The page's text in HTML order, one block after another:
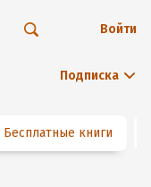
Подписка
Войти
Бесплатные книги